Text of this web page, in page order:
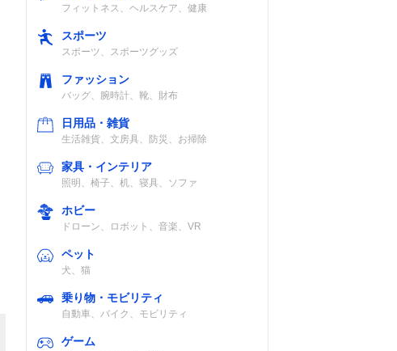
フィットネス、ヘルスケア、健康
スポーツ
スポーツ、スポーツグッズ
ファッション
バッグ、腕時計、靴、財布
日用品・雑貨
生活雑貨、文房具、防災、お掃除
家具・インテリア
照明、椅子、机、寝具、ソファ
ホビー
ドローン、ロボット、音楽、VR
ペット
犬、猫
乗り物・モビリティ
自動車、バイク、モビリティ
ゲーム